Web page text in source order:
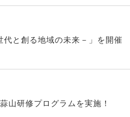
代と創る地域の未来－」を開催
山研修プログラムを実施！